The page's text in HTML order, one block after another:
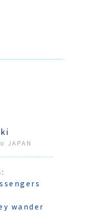
JAPAN
wander